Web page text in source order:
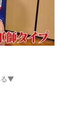
る▼